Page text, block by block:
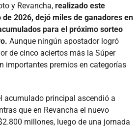
y Revancha, realizado este
2026, dejó miles de ganadores en
para el próximo sorteo
Aunque ningún apostador logró
de cinco aciertos más la Súper
importantes premios en categorías
acumulado principal ascendió a
que en Revancha el nuevo
millones, luego de una jornada